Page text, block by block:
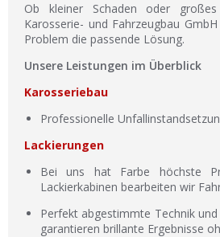
Ob kleiner Schaden oder
Karosserie- und Fahrzeugbau
Problem die passende Lösung.
Unsere Leistungen im Überblick
Karosseriebau
Professionelle
Lackierungen
Bei uns hat Farbe höchste
Lackierkabinen bearbeiten wir
Perfekt abgestimmte Technik
garantieren brillante Ergebnisse